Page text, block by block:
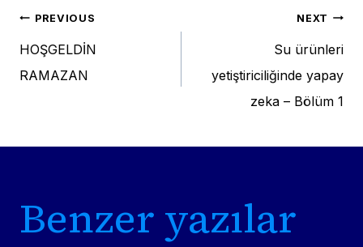
Post
navigation
PREVIOUS
HOŞGELDİN
RAMAZAN
NEXT
Su ürünleri
yetiştiriciliğinde yapay
zeka – Bölüm 1
Benzer yazılar